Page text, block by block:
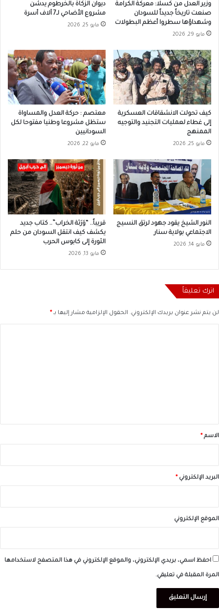
وزير العدل من كسلا: معركة الكرامة
صنعت تاريخاً جديداً للسودان
وشهداؤها سطروا أعظم البطولات
مايو 29, 2026
ديوان الزكاة بالخرطوم يدشن
مشروع الأضاحي لـ7 آلاف أسرة
مايو 25, 2026
كيف تحولت الانشقاقات العسكرية
إلى غطاء لعمليات التجنيد والتوجيه
الممنهج
مايو 25, 2026
معتصم : حركة العدل والمساواة
ستظل مشروعا وطنيا مفتوحا لكل
السودانيين
مايو 22, 2026
النور الشيخ يقود جهود لرتق النسيج
الاجتماعي بولاية سنار
مايو 14, 2026
قريباً.. “وَرَثة الخراب”.. كتاب جديد
يكشف كيف انتقل السودان من حلم
الثورة إلى كابوس الحرب
مايو 13, 2026
اترك تعليقاً
لن يتم نشر عنوان بريدك الإلكتروني. الحقول الإلزامية مشار إليها بـ *
*الاسم *
البريد الإلكتروني *
الموقع الإلكتروني
احفظ اسمي، بريدي الإلكتروني، والموقع الإلكتروني في هذا المتصفح لاستخدامها
المرة المقبلة في تعليقي.